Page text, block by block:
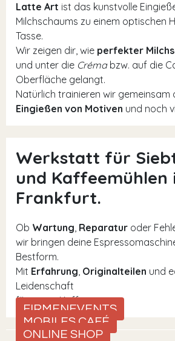
Latte Art ist das kunstvolle
Milchschaums zu einem optischen
Tasse.
Wir zeigen dir, wie perfekter
und unter die Crémabzw. auf die
Oberfläche gelangt.
Natürlich trainieren wir gemeinsam
Eingießen von Motiven und noch
Werkstatt für
und Kaffeemühlen
Frankfurt.
Ob Wartung, Reparatur oder
wir bringen deine
Bestform.
Mit Erfahrung, Originalteilen und
Leidenschaft
für guten Kaffee.
FIRMENEVENTS
MOBILES CAFÉ
ONLINE SHOP